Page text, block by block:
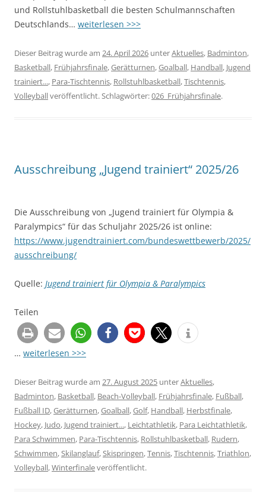
und Rollstuhlbasketball die besten Schulmannschaften
Deutschlands… weiterlesen >>>
Dieser Beitrag wurde am 24. April 2026 unterAktuelles, Badminton,
Basketball, Frühjahrsfinale,Gerätturnen,Goalball, Handball, Jugend
trainiert..., Para-Tischtennis, Rollstuhlbasketball,Tischtennis,
Volleyballveröffentlicht. Schlagwörter:026_Frühjahrsfinale.
Ausschreibung „Jugend trainiert“ 2025/26
Die Ausschreibung von „Jugend trainiert für Olympia &
Paralympics“ für das Schuljahr 2025/26 ist online:
https://www.jugendtrainiert.com/bundeswettbewerb/2025/
ausschreibung/
Quelle: Jugend trainiert für Olympia & Paralympics
Teilen
… weiterlesen >>>
Dieser Beitrag wurde am 27. August 2025 unterAktuelles,
Badminton, Basketball, Beach-Volleyball, Frühjahrsfinale, Fußball,
Fußball ID,Gerätturnen,Goalball,Golf, Handball, Herbstfinale,
Hockey, Judo, Jugend trainiert..., Leichtathletik, Para Leichtathletik,
Para Schwimmen, Para-Tischtennis, Rollstuhlbasketball, Rudern,
Schwimmen,Skilanglauf,Skispringen,Tennis,Tischtennis,Triathlon,
Volleyball,Winterfinaleveröffentlicht.